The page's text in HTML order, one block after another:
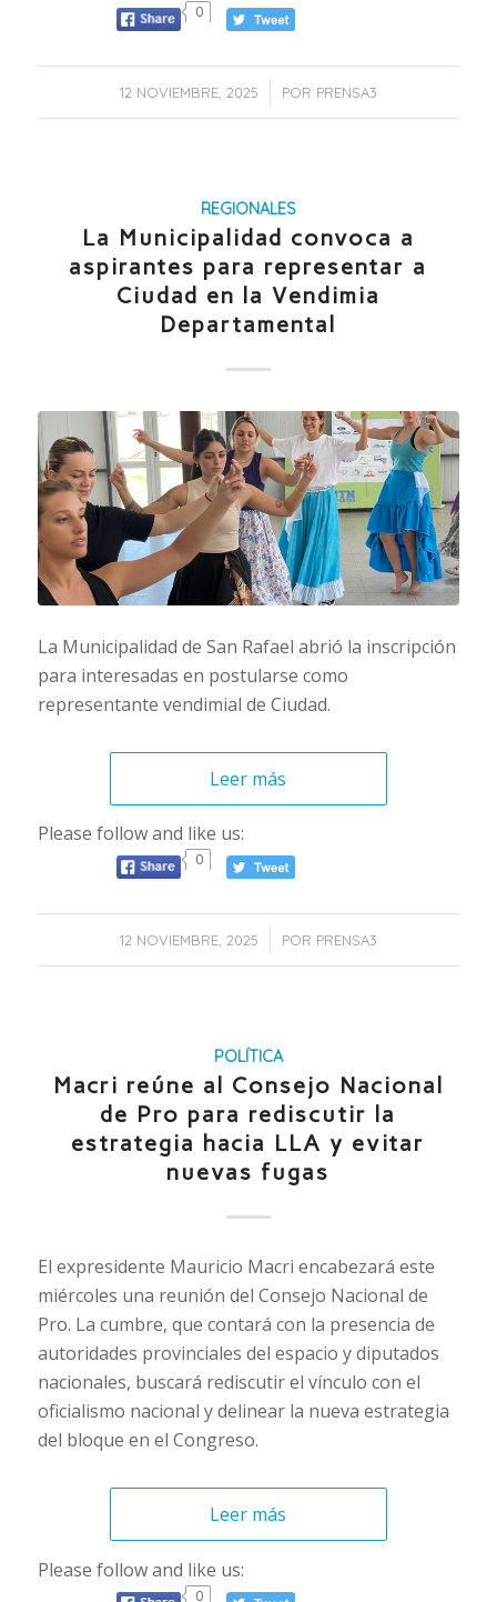
0
12 NOVIEMBRE, 2025
/ POR PRENSA3
REGIONALES
La Municipalidad convoca a
aspirantes para representar a
Ciudad en la Vendimia
Departamental
La Municipalidad de San Rafael abrió la inscripción
para interesadas en postularse como
representante vendimial de Ciudad.
Leer más
Please follow and like us:
0
12 NOVIEMBRE, 2025
/ POR PRENSA3
POLÍTICA
Macri reúne al Consejo Nacional
de Pro para rediscutir la
estrategia hacia LLA y evitar
nuevas fugas
El expresidente Mauricio Macri encabezará este
miércoles una reunión del Consejo Nacional de
Pro. La cumbre, que contará con la presencia de
autoridades provinciales del espacio y diputados
nacionales, buscará rediscutir el vínculo con el
oficialismo nacional y delinear la nueva estrategia
del bloque en el Congreso.
Leer más
Please follow and like us:
0